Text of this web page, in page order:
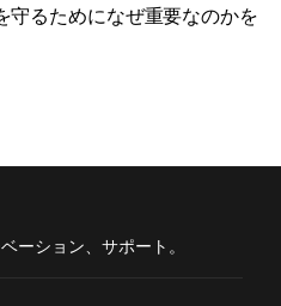
守るためになぜ重要なのかを
ーション、サポート。